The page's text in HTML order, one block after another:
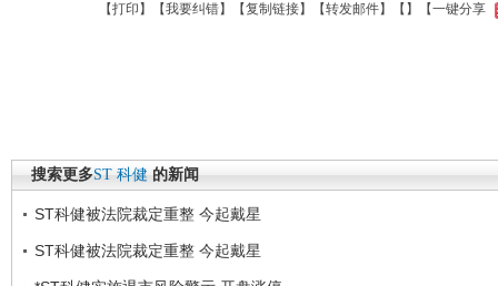
【打印 】【我要纠错】【复制链接】【转发邮件】【 】 【一键分享
搜索更多ST 科健 的新闻
ST科健被法院裁定重整 今起戴星
ST科健被法院裁定重整 今起戴星